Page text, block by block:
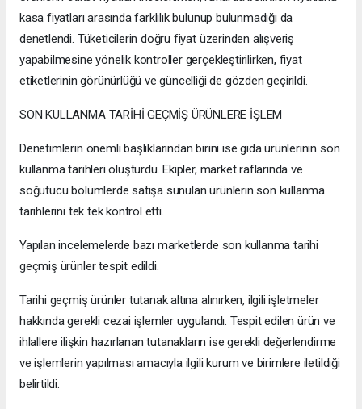
kasa fiyatları arasında farklılık bulunup bulunmadığı da
denetlendi. Tüketicilerin doğru fiyat üzerinden alışveriş
yapabilmesine yönelik kontroller gerçekleştirilirken, fiyat
etiketlerinin görünürlüğü ve güncelliği de gözden geçirildi.
SON KULLANMA TARİHİ GEÇMİŞ ÜRÜNLERE İŞLEM
Denetimlerin önemli başlıklarından birini ise gıda ürünlerinin son
kullanma tarihleri oluşturdu. Ekipler, market raflarında ve
soğutucu bölümlerde satışa sunulan ürünlerin son kullanma
tarihlerini tek tek kontrol etti.
Yapılan incelemelerde bazı marketlerde son kullanma tarihi
geçmiş ürünler tespit edildi.
Tarihi geçmiş ürünler tutanak altına alınırken, ilgili işletmeler
hakkında gerekli cezai işlemler uygulandı. Tespit edilen ürün ve
ihlallere ilişkin hazırlanan tutanakların ise gerekli değerlendirme
ve işlemlerin yapılması amacıyla ilgili kurum ve birimlere iletildiği
belirtildi.